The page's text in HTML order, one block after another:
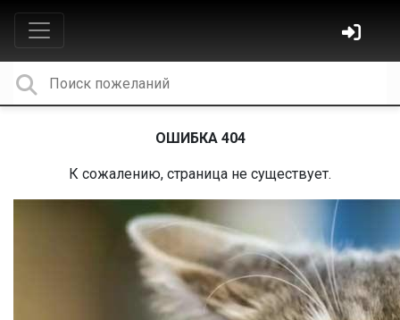
ОШИБКА 404
К сожалению, страница не существует.